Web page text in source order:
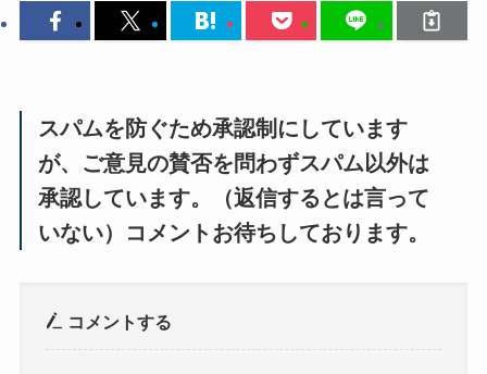
スパムを防ぐため承認制にしています
が、ご意見の賛否を問わずスパム以外は
承認しています。（返信するとは言って
いない）コメントお待ちしております。
コメントする